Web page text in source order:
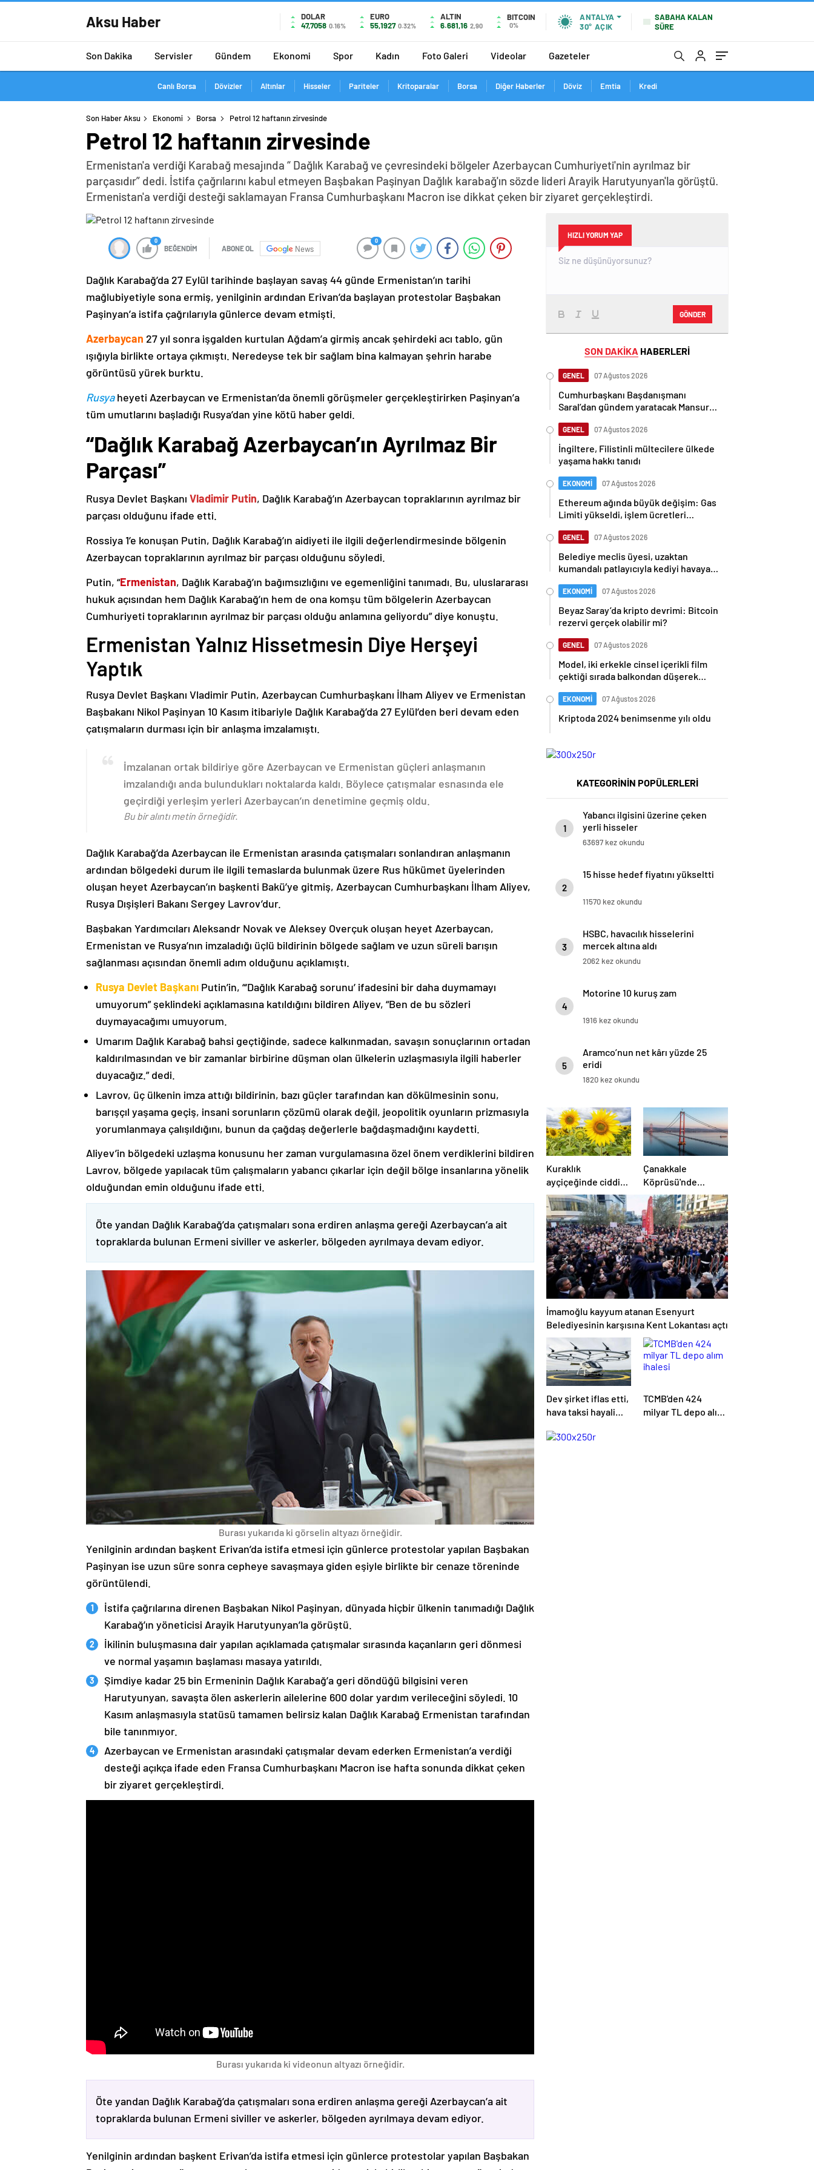
Aksu Haber
DOLAR
47,7058 0.16%
EURO
55,1927 0.32%
ALTIN
6.681,16 2,90
BITCOIN
0%
ANTALYA
30° AÇIK
SABAHA KALAN
SÜRE
Son Dakika Servisler Gündem Ekonomi Spor Kadın Foto Galeri Videolar Gazeteler
Canlı Borsa Dövizler Altınlar Hisseler Pariteler Kritoparalar Borsa Diğer Haberler Döviz Emtia Kredi
Son Haber Aksu Ekonomi Borsa Petrol 12 haftanın zirvesinde
Petrol 12 haftanın zirvesinde
Ermenistan'a verdiği Karabağ mesajında “ Dağlık Karabağ ve çevresindeki bölgeler Azerbaycan Cumhuriyeti'nin ayrılmaz bir
parçasıdır” dedi. İstifa çağrılarını kabul etmeyen Başbakan Paşinyan Dağlık karabağ'ın sözde lideri Arayik Harutyunyan'la görüştü.
Ermenistan'a verdiği desteği saklamayan Fransa Cumhurbaşkanı Macron ise dikkat çeken bir ziyaret gerçekleştirdi.
0
BEĞENDİM ABONE OL News
0
Dağlık Karabağ’da 27 Eylül tarihinde başlayan savaş 44 günde Ermenistan’ın tarihi
mağlubiyetiyle sona ermiş, yenilginin ardından Erivan’da başlayan protestolar Başbakan
Paşinyan’a istifa çağrılarıyla günlerce devam etmişti.
Azerbaycan 27 yıl sonra işgalden kurtulan Ağdam’a girmiş ancak şehirdeki acı tablo, gün
ışığıyla birlikte ortaya çıkmıştı. Neredeyse tek bir sağlam bina kalmayan şehrin harabe
görüntüsü yürek burktu.
Rusyaheyeti Azerbaycan ve Ermenistan’da önemli görüşmeler gerçekleştirirken Paşinyan’a
tüm umutlarını başladığı Rusya’dan yine kötü haber geldi.
“Dağlık Karabağ Azerbaycan’ın Ayrılmaz Bir
Parçası”
Rusya Devlet Başkanı Vladimir Putin, Dağlık Karabağ’ın Azerbaycan topraklarının ayrılmaz bir
parçası olduğunu ifade etti.
Rossiya 1’e konuşan Putin, Dağlık Karabağ’ın aidiyeti ile ilgili değerlendirmesinde bölgenin
Azerbaycan topraklarının ayrılmaz bir parçası olduğunu söyledi.
Putin, “Ermenistan, Dağlık Karabağ’ın bağımsızlığını ve egemenliğini tanımadı. Bu, uluslararası
hukuk açısından hem Dağlık Karabağ’ın hem de ona komşu tüm bölgelerin Azerbaycan
Cumhuriyeti topraklarının ayrılmaz bir parçası olduğu anlamına geliyordu” diye konuştu.
Ermenistan Yalnız Hissetmesin Diye Herşeyi
Yaptık
Rusya Devlet Başkanı Vladimir Putin, Azerbaycan Cumhurbaşkanı İlham Aliyev ve Ermenistan
Başbakanı Nikol Paşinyan 10 Kasım itibariyle Dağlık Karabağ’da 27 Eylül’den beri devam eden
çatışmaların durması için bir anlaşma imzalamıştı.
İmzalanan ortak bildiriye göre Azerbaycan ve Ermenistan güçleri anlaşmanın
imzalandığı anda bulundukları noktalarda kaldı. Böylece çatışmalar esnasında ele
geçirdiği yerleşim yerleri Azerbaycan’ın denetimine geçmiş oldu.
Bu bir alıntı metin örneğidir.
Dağlık Karabağ’da Azerbaycan ile Ermenistan arasında çatışmaları sonlandıran anlaşmanın
ardından bölgedeki durum ile ilgili temaslarda bulunmak üzere Rus hükümet üyelerinden
oluşan heyet Azerbaycan’ın başkenti Bakü’ye gitmiş, Azerbaycan Cumhurbaşkanı İlham Aliyev,
Rusya Dışişleri Bakanı Sergey Lavrov’dur.
Başbakan Yardımcıları Aleksandr Novak ve Aleksey Overçuk oluşan heyet Azerbaycan,
Ermenistan ve Rusya’nın imzaladığı üçlü bildirinin bölgede sağlam ve uzun süreli barışın
sağlanması açısından önemli adım olduğunu açıklamıştı.
Rusya Devlet Başkanı Putin’in, “‘Dağlık Karabağ sorunu’ ifadesini bir daha duymamayı
umuyorum” şeklindeki açıklamasına katıldığını bildiren Aliyev, “Ben de bu sözleri
duymayacağımı umuyorum.
Umarım Dağlık Karabağ bahsi geçtiğinde, sadece kalkınmadan, savaşın sonuçlarının ortadan
kaldırılmasından ve bir zamanlar birbirine düşman olan ülkelerin uzlaşmasıyla ilgili haberler
duyacağız.” dedi.
Lavrov, üç ülkenin imza attığı bildirinin, bazı güçler tarafından kan dökülmesinin sonu,
barışçıl yaşama geçiş, insani sorunların çözümü olarak değil, jeopolitik oyunların prizmasıyla
yorumlanmaya çalışıldığını, bunun da çağdaş değerlerle bağdaşmadığını kaydetti.
Aliyev’in bölgedeki uzlaşma konusunu her zaman vurgulamasına özel önem verdiklerini bildiren
Lavrov, bölgede yapılacak tüm çalışmaların yabancı çıkarlar için değil bölge insanlarına yönelik
olduğundan emin olduğunu ifade etti.
Öte yandan Dağlık Karabağ’da çatışmaları sona erdiren anlaşma gereği Azerbaycan’a ait
topraklarda bulunan Ermeni siviller ve askerler, bölgeden ayrılmaya devam ediyor.
Burası yukarıda ki görselin altyazı örneğidir.
Yenilginin ardından başkent Erivan’da istifa etmesi için günlerce protestolar yapılan Başbakan
Paşinyan ise uzun süre sonra cepheye savaşmaya giden eşiyle birlikte bir cenaze töreninde
görüntülendi.
İstifa çağrılarına direnen Başbakan Nikol Paşinyan, dünyada hiçbir ülkenin tanımadığı Dağlık
Karabağ’ın yöneticisi Arayik Harutyunyan’la görüştü.
İkilinin buluşmasına dair yapılan açıklamada çatışmalar sırasında kaçanların geri dönmesi
ve normal yaşamın başlaması masaya yatırıldı.
Şimdiye kadar 25 bin Ermeninin Dağlık Karabağ’a geri döndüğü bilgisini veren
Harutyunyan, savaşta ölen askerlerin ailelerine 600 dolar yardım verileceğini söyledi. 10
Kasım anlaşmasıyla statüsü tamamen belirsiz kalan Dağlık Karabağ Ermenistan tarafından
bile tanınmıyor.
Azerbaycan ve Ermenistan arasındaki çatışmalar devam ederken Ermenistan’a verdiği
desteği açıkça ifade eden Fransa Cumhurbaşkanı Macron ise hafta sonunda dikkat çeken
bir ziyaret gerçekleştirdi.
Burası yukarıda ki videonun altyazı örneğidir.
Öte yandan Dağlık Karabağ’da çatışmaları sona erdiren anlaşma gereği Azerbaycan’a ait
topraklarda bulunan Ermeni siviller ve askerler, bölgeden ayrılmaya devam ediyor.
Yenilginin ardından başkent Erivan’da istifa etmesi için günlerce protestolar yapılan Başbakan
HIZLI YORUM YAP
GÖNDER
SON DAKİKA HABERLERİ
GENEL 07 Ağustos 2026
Cumhurbaşkanı Başdanışmanı
Saral’dan gündem yaratacak Mansur
GENEL 07 Ağustos 2026
İngiltere, Filistinli mültecilere ülkede
yaşama hakkı tanıdı
EKONOMİ 07 Ağustos 2026
Ethereum ağında büyük değişim: Gas
Limiti yükseldi, işlem ücretleri
GENEL 07 Ağustos 2026
Belediye meclis üyesi, uzaktan
kumandalı patlayıcıyla kediyi havaya
EKONOMİ 07 Ağustos 2026
Beyaz Saray’da kripto devrimi: Bitcoin
rezervi gerçek olabilir mi?
GENEL 07 Ağustos 2026
Model, iki erkekle cinsel içerikli film
çektiği sırada balkondan düşerek
EKONOMİ 07 Ağustos 2026
Kriptoda 2024 benimsenme yılı oldu
KATEGORİNİN POPÜLERLERİ
1
Yabancı ilgisini üzerine çeken
yerli hisseler
63697 kez okundu
2
15 hisse hedef fiyatını yükseltti
11570 kez okundu
3
HSBC, havacılık hisselerini
mercek altına aldı
2062 kez okundu
4
Motorine 10 kuruş zam
1916 kez okundu
5
Aramco’nun net kârı yüzde 25
eridi
1820 kez okundu
Kuraklık
ayçiçeğinde ciddi
verim kaybına
neden oldu
Çanakkale
Köprüsü'nde
AKP'nin hata payı
2024'te yüzde 84
oldu
İmamoğlu kayyum atanan Esenyurt
Belediyesinin karşısına Kent Lokantası açtı
Dev şirket iflas etti,
hava taksi hayali
TCMB'den 424
milyar TL depo alım